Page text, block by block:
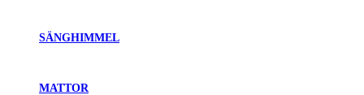
SÄNGHIMMEL
MATTOR